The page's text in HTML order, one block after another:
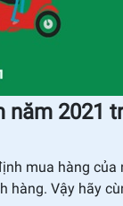
năm 2021
mua hàng
hàng. Vậy hãy